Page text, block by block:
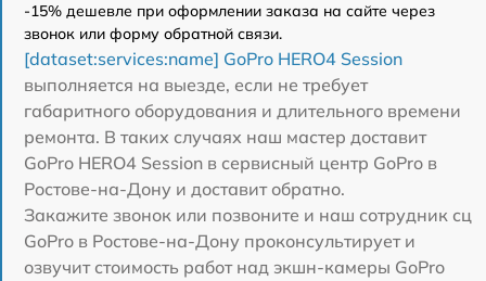
-15% дешевле при оформлении заказа на сайте через
звонок или форму обратной связи.
[dataset:services:name] GoPro HERO4 Session
выполняется на выезде, если не требует
габаритного оборудования и длительного времени
ремонта. В таких случаях наш мастер доставит
GoPro HERO4 Session в сервисный центр GoPro в
Ростове-на-Дону и доставит обратно.
Закажите звонок или позвоните и наш сотрудник сц
GoPro в Ростове-на-Дону проконсультирует и
озвучит стоимость работ над экшн-камеры GoPro